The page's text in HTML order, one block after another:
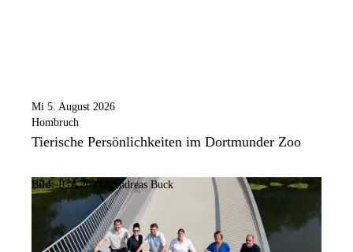
Mi 5. August 2026
Hombruch
Tierische Persönlichkeiten im Dortmunder Zoo
Bild: IGA 2027 / Andreas Buck